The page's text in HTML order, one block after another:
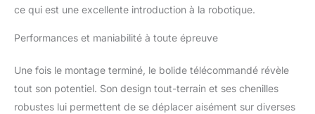
plus de 17 cm de haut,
de large Le bolide
plus de 12 cm de haut,
20 cm de long et 19 cm
de large
ce qui est une excellente introduction à la robotique.
Performances et maniabilité à toute épreuve
Une fois le montage terminé, le bolide télécommandé révèle
tout son potentiel. Son design tout-terrain et ses chenilles
robustes lui permettent de se déplacer aisément sur diverses